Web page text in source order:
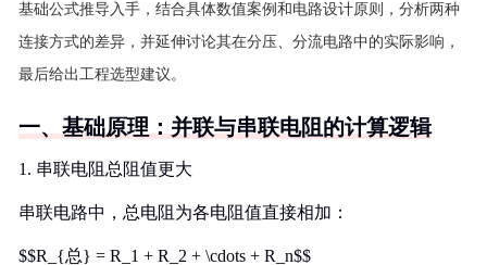
基础公式推导入手，结合具体数值案例和电路设计原则，分析两种
连接方式的差异，并延伸讨论其在分压、分流电路中的实际影响，
最后给出工程选型建议。
一、基础原理：并联与串联电阻的计算逻辑
1. 串联电阻总阻值更大
串联电路中，总电阻为各电阻值直接相加：
$$R_{总} = R_1 + R_2 + \cdots + R_n$$